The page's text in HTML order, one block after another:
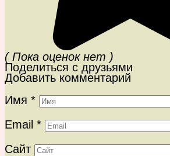
( Пока оценок нет )
Поделиться с друзьями
Добавить комментарий
Имя *
Email *
Сайт